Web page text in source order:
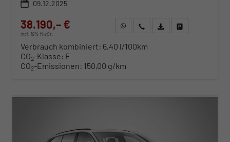
09.12.2025
38.190,– €
incl. 19% MwSt.
WhatsApp anfragen
Wir rufen Sie anFahrzeugexposé (PDF)
Verbrauch kombiniert: 6,40 l/100km
CO2-Klasse: E
CO2-Emissionen: 150,00 g/km